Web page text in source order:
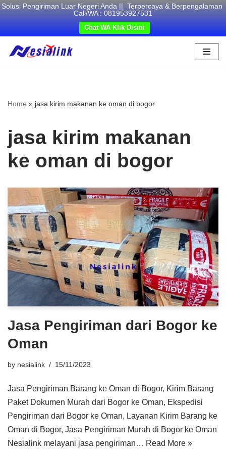
Solusi Pengiriman Luar Negeri Anda || Terpercaya & Berpengalaman
Call/WA : 081953927531
Chat WA Klik Disini
Home » jasa kirim makanan ke oman di bogor
jasa kirim makanan
ke oman di bogor
Jasa Pengiriman dari Bogor ke
Oman
by nesialink 15/11/2023
Jasa Pengiriman Barang ke Oman di Bogor, Kirim Barang
Paket Dokumen Murah dari Bogor ke Oman, Ekspedisi
Pengiriman dari Bogor ke Oman, Layanan Kirim Barang ke
Oman di Bogor, Jasa Pengiriman Murah di Bogor ke Oman
Nesialink melayani jasa pengiriman… Read More »